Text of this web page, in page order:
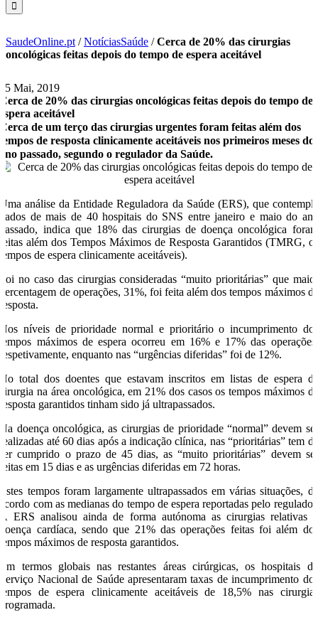
SaudeOnline.pt /NotíciasSaúde /Cerca de 20% das cirurgias
oncológicas feitas depois do tempo de espera aceitável
15 Mai, 2019
Cerca de 20% das cirurgias oncológicas feitas depois do tempo de
espera aceitável
Cerca de um terço das cirurgias urgentes foram feitas além dos
tempos de resposta clinicamente aceitáveis nos primeiros meses do
ano passado, segundo o regulador da Saúde.
Uma análise da Entidade Reguladora da Saúde (ERS), que contempla
dados de mais de 40 hospitais do SNS entre janeiro e maio do ano
passado, indica que 18% das cirurgias de doença oncológica foram
feitas além dos Tempos Máximos de Resposta Garantidos (TMRG, os
tempos de espera clinicamente aceitáveis).
Foi no caso das cirurgias consideradas “muito prioritárias” que maior
percentagem de operações, 31%, foi feita além dos tempos máximos de
resposta.
Nos níveis de prioridade normal e prioritário o incumprimento dos
tempos máximos de espera ocorreu em 16% e 17% das operações,
respetivamente, enquanto nas “urgências diferidas” foi de 12%.
No total dos doentes que estavam inscritos em listas de espera de
cirurgia na área oncológica, em 21% dos casos os tempos máximos de
resposta garantidos tinham sido já ultrapassados.
Na doença oncológica, as cirurgias de prioridade “normal” devem ser
realizadas até 60 dias após a indicação clínica, nas “prioritárias” tem de
ser cumprido o prazo de 45 dias, as “muito prioritárias” devem ser
feitas em 15 dias e as urgências diferidas em 72 horas.
Estes tempos foram largamente ultrapassados em várias situações, de
acordo com as medianas do tempo de espera reportadas pelo regulador.
A ERS analisou ainda de forma autónoma as cirurgias relativas a
doença cardíaca, sendo que 21% das operações feitas foi além dos
tempos máximos de resposta garantidos.
Em termos globais nas restantes áreas cirúrgicas, os hospitais do
Serviço Nacional de Saúde apresentaram taxas de incumprimento dos
tempos de espera clinicamente aceitáveis de 18,5% nas cirurgias
programada.